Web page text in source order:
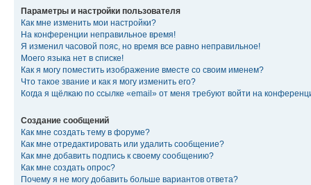
Параметры и настройки пользователя
Как мне изменить мои настройки?
На конференции неправильное время!
Я изменил часовой пояс, но время все равно неправильное!
Моего языка нет в списке!
Как я могу поместить изображение вместе со своим именем?
Что такое звание и как я могу изменить его?
Когда я щёлкаю по ссылке «email» от меня требуют войти на
Создание сообщений
Как мне создать тему в форуме?
Как мне отредактировать или удалить сообщение?
Как мне добавить подпись к своему сообщению?
Как мне создать опрос?
Почему я не могу добавить больше вариантов ответа?